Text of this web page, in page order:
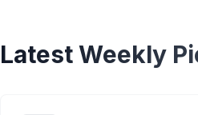
Latest Weekly